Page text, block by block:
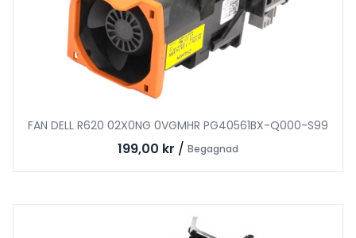
FAN DELL R620 02X0NG 0VGMHR PG40561BX-Q000-S99
199,00 kr / Begagnad